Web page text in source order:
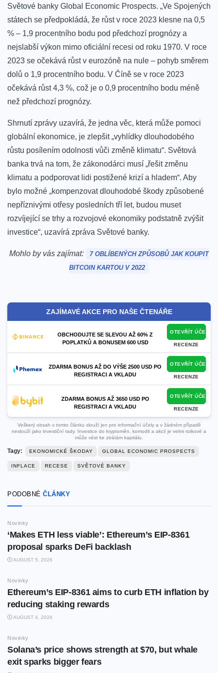
Světové banky Global Economic Prospects. „Ve Spojených
státech se předpokládá, že růst v roce 2023 klesne na 0,5
% – 1,9 procentního bodu pod předchozí prognózy a
nejslabší výkon mimo oficiální recesi od roku 1970. V roce
2023 se očekává růst v eurozóně na nule – pohyb směrem
dolů o 1,9 procentního bodu. V Číně se v roce 2023
očekává růst 4,3 %, což je o 0,9 procentního bodu méně
než předchozí prognózy.
Shrnutí zprávy uzavírá, že jedna věc, která může pomoci
globální ekonomice, je zlepšit „vyhlídky dlouhodobého
růstu posílením odolnosti vůči změně klimatu“. Světová
banka trvá na tom, že zákonodárci musí „řešit změnu
klimatu a podporovat lidi postižené krizí a hladem“. Aby
bylo možné „kompenzovat dlouhodobé škody způsobené
nepříznivými otřesy posledních tří let, budou muset
rozvíjející se trhy a rozvojové ekonomiky podstatně zvýšit
investice“, uzavírá zpráva Světové banky.
Mohlo by vás zajímat:
7 OBLÍBENÝCH ZPŮSOBŮ JAK KOUPIT
BITCOIN KARTOU V 2022
ZAJÍMAVÉ AKCE PRO NAŠE ČTENÁŘE
OBCHODUJTE SE SLEVOU AŽ 60% Z
POPLATKŮ A BONUSEM 600 USD
OTEVŘÍT ÚČET
RECENZE
ZDARMA BONUS AŽ DO VÝŠE 2500 USD PO
REGISTRACI A VKLADU
OTEVŘÍT ÚČET
RECENZE
ZDARMA BONUS AŽ 3650 USD PO
REGISTRACI A VKLADU
OTEVŘÍT ÚČET
RECENZE
Veškerý obsah v tomto článku slouží jen pro informační účely a v žádném případě
neslouží jako investiční rady. Investice do kryptoměn, komodit a akcií je velmi rizikové a
může vést ke ztrátám kapitálu.
Tagy: EKONOMICKÉ ŠKODAY GLOBAL ECONOMIC PROSPECTS
INFLACE RECESE SVĚTOVÉ BANKY
PODOBNÉ ČLÁNKY
Novinky
‘Makes ETH less viable’: Ethereum’s EIP-8361
proposal sparks DeFi backlash
AUGUST 5, 2026
Novinky
Ethereum’s EIP-8361 aims to curb ETH inflation by
reducing staking rewards
AUGUST 4, 2026
Novinky
Solana’s price shows strength at $70, but whale
exit sparks bigger fears